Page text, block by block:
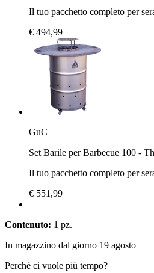
Il tuo pacchetto completo per
€ 494,99
GuC
Set Barile per Barbecue 100 -
Il tuo pacchetto completo per
€ 551,99
Contenuto: 1 pz.
In magazzino dal giorno 19 agosto
Perché ci vuole più tempo?